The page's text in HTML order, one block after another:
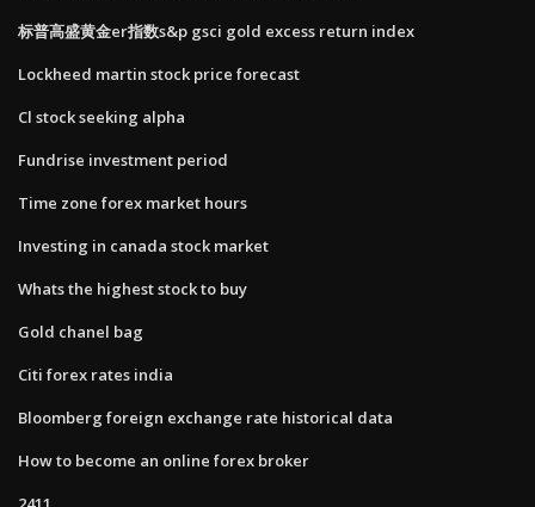
标普高盛黄金er指数s&p gsci gold excess return index
Lockheed martin stock price forecast
Cl stock seeking alpha
Fundrise investment period
Time zone forex market hours
Investing in canada stock market
Whats the highest stock to buy
Gold chanel bag
Citi forex rates india
Bloomberg foreign exchange rate historical data
How to become an online forex broker